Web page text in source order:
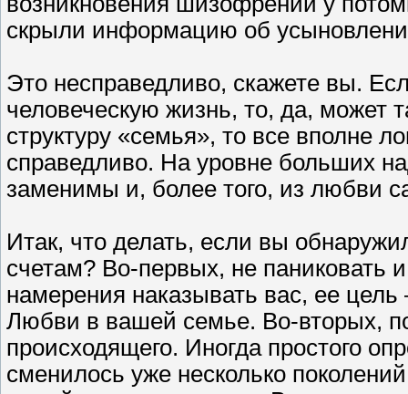
скрыли информацию об
Это несправедливо, скажете вы.
человеческую жизнь, то, да, может
структуру «семья», то все вполне
справедливо. На уровне больших
заменимы и, более того, из любви
Итак, что делать, если вы
счетам? Во-первых, не паниковать
намерения наказывать вас, ее
Любви в вашей семье. Во-вторых,
происходящего. Иногда простого
сменилось уже несколько